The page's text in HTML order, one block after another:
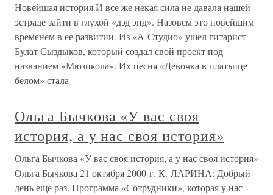
Новейшая история И все же некая сила не давала нашей
эстраде зайти в глухой «дэд энд». Назовем это новейшим
временем в ее развитии. Из «А-Студио» ушел гитарист
Булат Сыздыков, который создал свой проект под
названием «Мюзикола». Их песня «Девочка в платьице
белом» стала
Ольга Бычкова «У вас своя
история, а у нас своя история»
Ольга Бычкова «У вас своя история, а у нас своя история»
Ольга Бычкова 21 октября 2000 г. К. ЛАРИНА: Добрый
день еще раз. Программа «Сотрудники», которая у нас